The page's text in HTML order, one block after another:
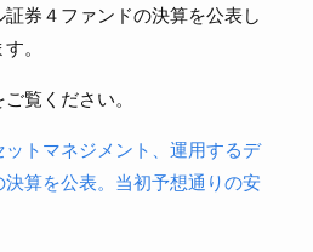
券４ファンドの決算を公表し
。
覧ください。
トマネジメント、運用するデ
算を公表。当初予想通りの安